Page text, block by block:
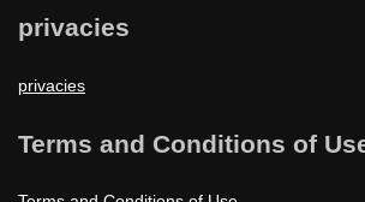
privacies
privacies
Terms and Conditions of